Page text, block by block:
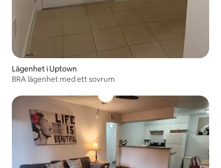
Lägenhet i Uptown
BRA lägenhet med ett sovrum